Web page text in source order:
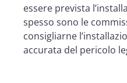
essere prevista
spesso sono le
consigliarne
accurata del pericolo